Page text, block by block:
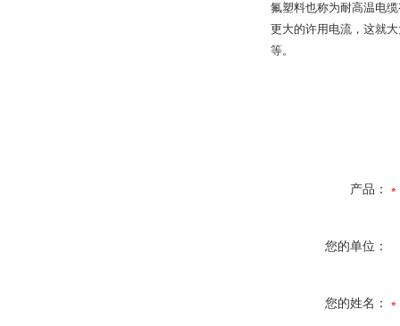
氟塑料也称为耐高温电
更大的许用电流，这就
等。
产品：
您的单位：
您的姓名：